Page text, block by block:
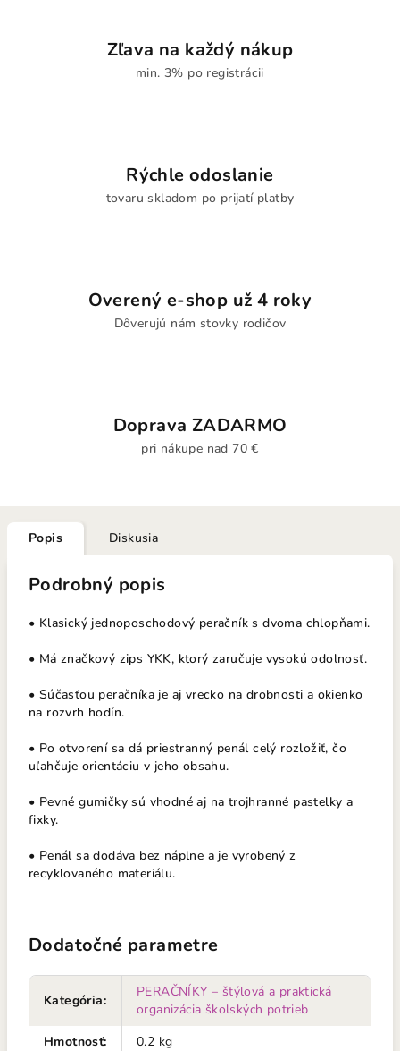
Zľava na každý nákup
min. 3% po registrácii
Rýchle odoslanie
tovaru skladom po prijatí platby
Overený e-shop už 4 roky
Dôverujú nám stovky rodičov
Doprava ZADARMO
pri nákupe nad 70 €
Popis Diskusia
Podrobný popis
• Klasický jednoposchodový peračník s dvoma chlopňami.
• Má značkový zips YKK, ktorý zaručuje vysokú odolnosť.
• Súčasťou peračníka je aj vrecko na drobnosti a okienko
na rozvrh hodín.
• Po otvorení sa dá priestranný penál celý rozložiť, čo
uľahčuje orientáciu v jeho obsahu.
• Pevné gumičky sú vhodné aj na trojhranné pastelky a
fixky.
• Penál sa dodáva bez náplne a je vyrobený z
recyklovaného materiálu.
Dodatočné parametre
Kategória:
PERAČNÍKY – štýlová a praktická
organizácia školských potrieb
Hmotnosť:
0.2 kg